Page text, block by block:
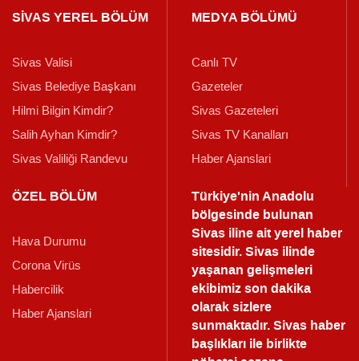
SİVAS YEREL BÖLÜM
Sivas Valisi
Sivas Belediye Başkanı
Hilmi Bilgin Kimdir?
Salih Ayhan Kimdir?
Sivas Valiliği Randevu
MEDYA BÖLÜMÜ
Canlı TV
Gazeteler
Sivas Gazeteleri
Sivas TV Kanalları
Haber Ajanslari
ÖZEL BÖLÜM
Hava Durumu
Corona Virüs
Habercilik
Haber Ajanslari
Türkiye'nin Anadolu
bölgesinde bulunan
Sivas iline ait yerel haber
sitesidir. Sivas ilinde
yaşanan gelişmeleri
ekibimiz son dakika
olarak sizlere
sunmaktadır.Sivas haber
başlıkları ile birlikte